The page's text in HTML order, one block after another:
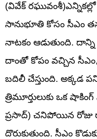
(వివేక్
సానుభూతి కోసం సీఎం
నాటకం ఆడుతుంది. దాన్ని
దాంతో కోపం వచ్చిన
బదిలీ చేస్తుంది. అక్కడ
త్రిమూర్తులుకు ఒక
ప్రసాద్) చనిపోయిన రోజు
దొరుకుతుంది. సీఎం